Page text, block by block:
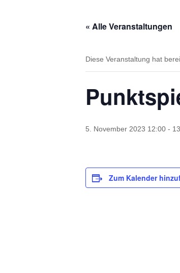
« Alle Veranstaltungen
Diese Veranstaltung hat
5. November 2023 12:00 -
Zum Kalender